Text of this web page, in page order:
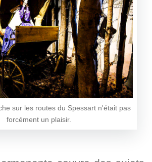
sur les routes du Spessart n'était pas
forcément un plaisir.